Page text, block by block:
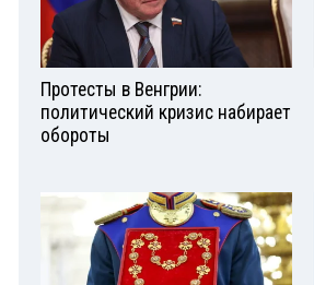
Протесты в Венгрии:
политический кризис набирает
обороты